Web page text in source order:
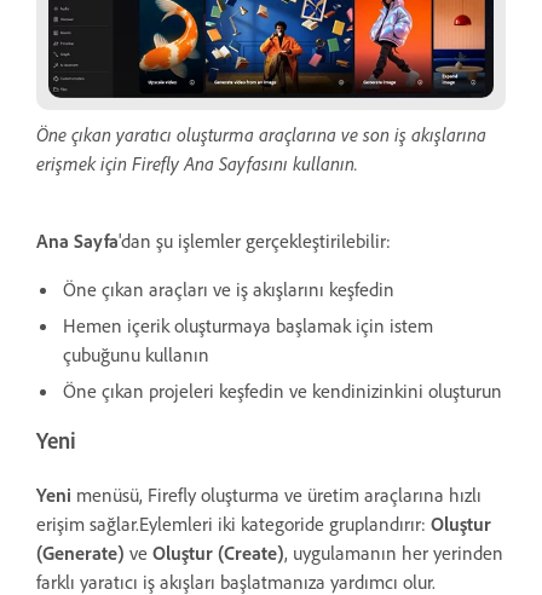
Öne çıkan yaratıcı oluşturma araçlarına ve son iş akışlarına
erişmek için Firefly Ana Sayfasını kullanın.
Ana Sayfa'dan şu işlemler gerçekleştirilebilir:
Öne çıkan araçları ve iş akışlarını keşfedin
Hemen içerik oluşturmaya başlamak için istem
çubuğunu kullanın
Öne çıkan projeleri keşfedin ve kendinizinkini oluşturun
Yeni
Yeni menüsü, Firefly oluşturma ve üretim araçlarına hızlı
erişim sağlar.Eylemleri iki kategoride gruplandırır: Oluştur
(Generate) ve Oluştur (Create), uygulamanın her yerinden
farklı yaratıcı iş akışları başlatmanıza yardımcı olur.